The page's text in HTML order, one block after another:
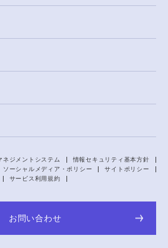
ネジメントシステム
情報セキュリティ基本方針
ソーシャルメディア・ポリシー
サイトポリシー
サービス利用規約
お問い合わせ